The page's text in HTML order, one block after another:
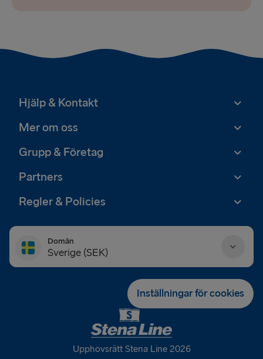
Hjälp & Kontakt
Mer om oss
Grupp & Företag
Partners
Regler & Policies
Domän
Sverige (SEK)
Inställningar för cookies
Upphovsrätt Stena Line 2026